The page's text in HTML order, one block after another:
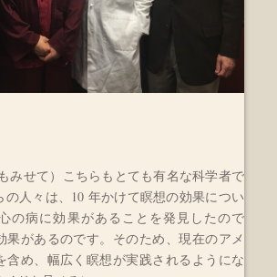
みせて）こちらもとても有名な科学者で
人々は、10 年かけて瞑想の効果につい
の病に効果があることを発見したので
果があるのです。そのため、現在のアメ
含め、幅広く瞑想が実践されるようにな